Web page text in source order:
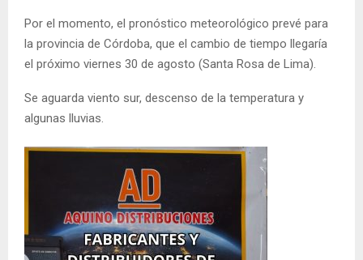
Por el momento, el pronóstico meteorológico prevé para
la provincia de Córdoba, que el cambio de tiempo llegaría
el próximo viernes 30 de agosto (Santa Rosa de Lima).
Se aguarda viento sur, descenso de la temperatura y
algunas lluvias.